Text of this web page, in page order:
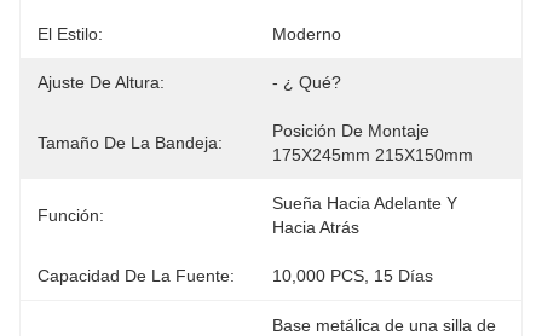
El Estilo: Moderno
Ajuste De Altura: - ¿ Qué?
Tamaño De La Bandeja:
Posición De Montaje
175X245mm 215X150mm
Función:
Sueña Hacia Adelante Y
Hacia Atrás
Capacidad De La Fuente: 10,000 PCS, 15 Días
Base metálica de una silla de